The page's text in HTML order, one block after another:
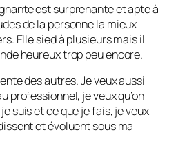
est surprenante et apte à
de la personne la mieux
Elle sied à plusieurs mais il
heureux trop peu encore.
des autres. Je veux aussi
professionnel, je veux qu’on
suis et ce que je fais, je veux
et évoluent sous ma